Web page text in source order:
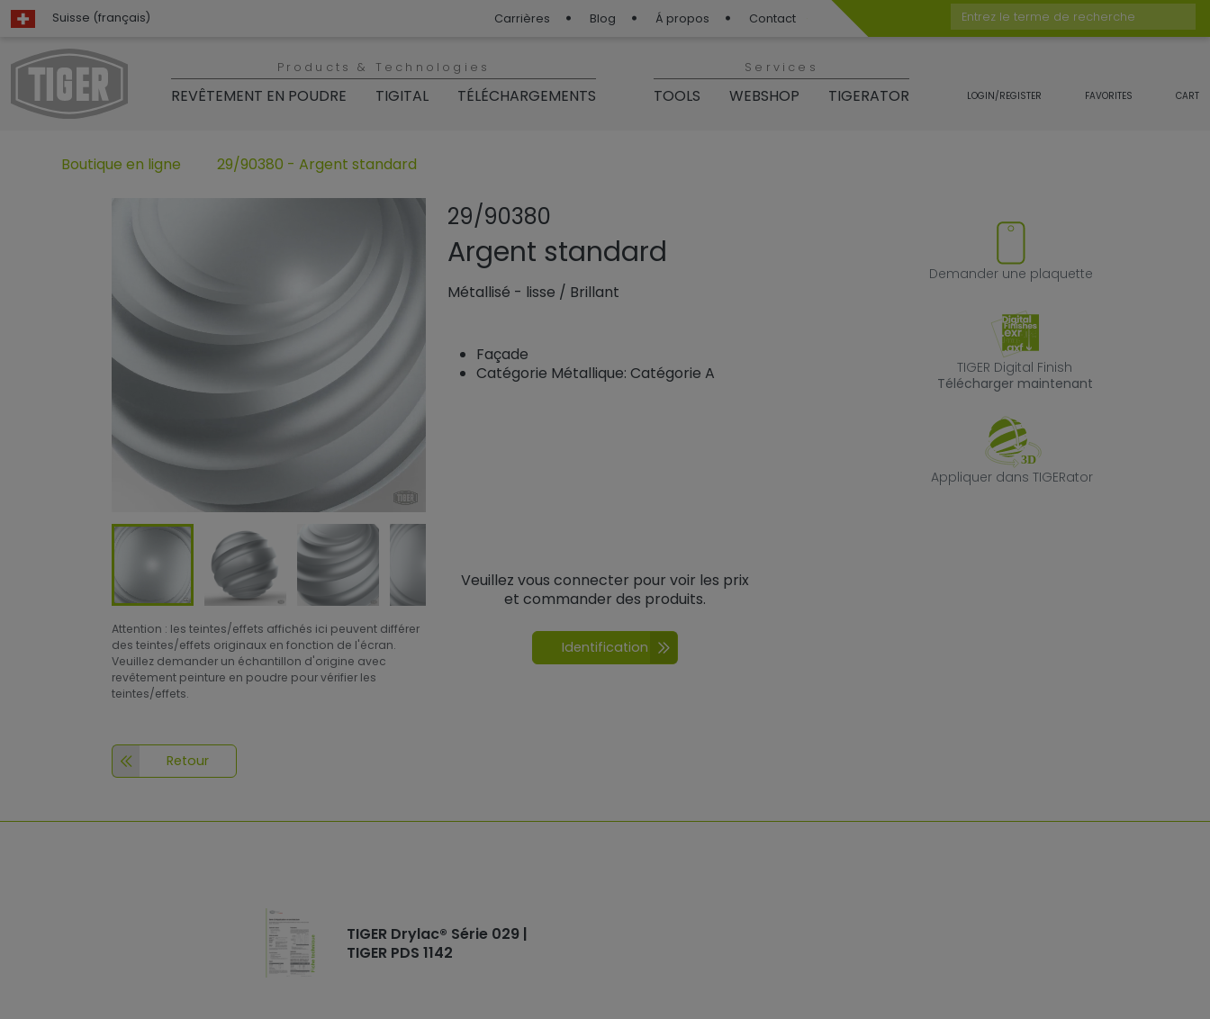
Suisse (français) Carrières Blog Á propos Contact
Entrez le terme de recherche
Products & Technologies
REVÊTEMENT EN POUDRE TIGITAL TÉLÉCHARGEMENTS
Services
TOOLS WEBSHOP TIGERATOR LOGIN/REGISTER FAVORITES CART
Boutique en ligne 29/90380 - Argent standard
Attention : les teintes/effets affichés ici peuvent différer
des teintes/effets originaux en fonction de l'écran.
Veuillez demander un échantillon d'origine avec
revêtement peinture en poudre pour vérifier les
teintes/effets.
Retour
29/90380
Ajouter ou supprimer le produit des
Argent standard
Métallisé - lisse / Brillant
Façade
Catégorie Métallique: Catégorie A
Demander une plaquette
TIGER Digital Finish
Télécharger maintenant
Appliquer dans TIGERator
Veuillez vous connecter pour voir les prix
et commander des produits.
Identification
TIGER Drylac® Série 029 |
TIGER PDS 1142